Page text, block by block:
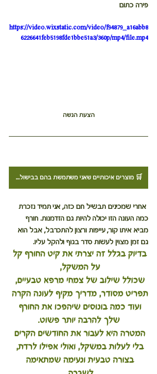
פירה כתום
https://video.wixstatic.com/video/f94879_a16abb8
6226641feb5198fde1bbe51a3/360p/mp4/file.mp4
הצעת הגשה
🛒 מוצרים איכותיים שאני משתמשת בהם בבישול? לחצו כאן לעמוד ההנחות שלי
אחרי שמכינים תבשיל חם כזה, אני תמיד נזכרת
כמה העונה הזו יכולה להיות גם הזדמנות. חורף
מביא איתו קור, עייפות ורצון להתכרבל, אבל הוא
גם זמן מצוין לעשות סדר בגוף ולהקל עליו.
בדיוק בגלל זה יצרתי את קיט החורף קל
על המשקל,
שכולל שילוב של צמחי מרפא טבעיים,
תפריט מסודר, מדריך מקיף לעונה הקרה
ועוד כמה בונוסים שיהפכו את החורף
שלך להרבה יותר פשוט.
המטרה היא לעבור את החודשים הקרים
בלי לעלות במשקל, ואולי אפילו לרדת,
בצורה טבעית ונעימה שמתאימה